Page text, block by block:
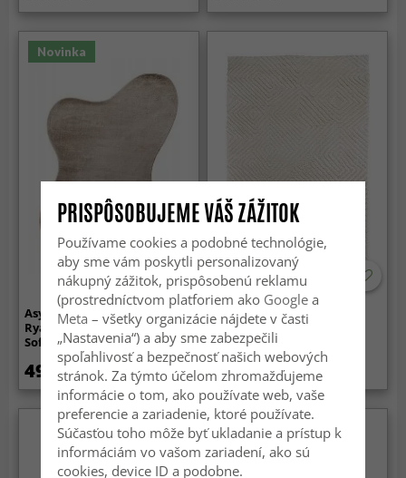
Novinka
Asymmetrisk Vågig
Ryamatta - Aranga Super
Soft Fur (brun)
49.99 €
Koberec s dlhým vlasom -
Monti (offwhite)
84.99 €
PRISPÔSOBUJEME VÁŠ ZÁŽITOK
Používame cookies a podobné technológie,
aby sme vám poskytli personalizovaný
nákupný zážitok, prispôsobenú reklamu
(prostredníctvom platforiem ako Googlea
Meta – všetky organizácie nájdete v časti
„Nastavenia“) a aby sme zabezpečili
spoľahlivosť a bezpečnosť našich webových
stránok. Za týmto účelom zhromažďujeme
informácie o tom, ako používate web, vaše
preferencie a zariadenie, ktoré používate.
Súčasťou toho môže byť ukladanie a prístup k
informáciám vo vašom zariadení, ako sú
cookies, device ID a podobne.